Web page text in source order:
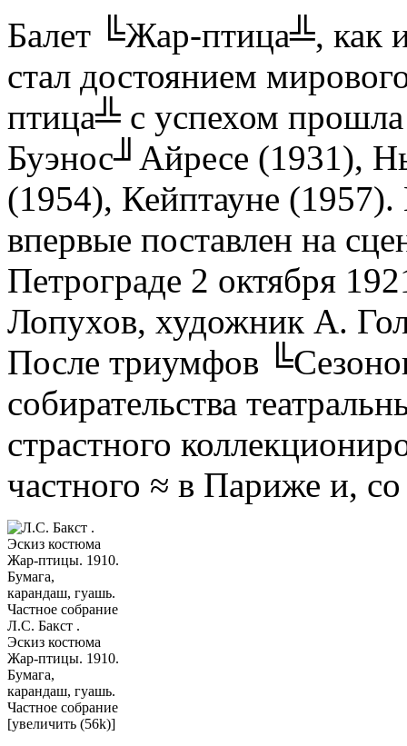
Балет ╚Жар-птица╩, как
стал достоянием
птица╩ с успехом
Буэнос╜Айресе (1931),
(1954), Кейптауне (1957).
впервые поставлен на
Петрограде 2 октября
Лопухов, художник А.
После триумфов
собирательства
страстного
частного ≈ в Париже и,
Л.С. Бакст .
Эскиз костюма
Жар-птицы. 1910.
Бумага,
карандаш, гуашь.
Частное собрание
[увеличить (56k)]